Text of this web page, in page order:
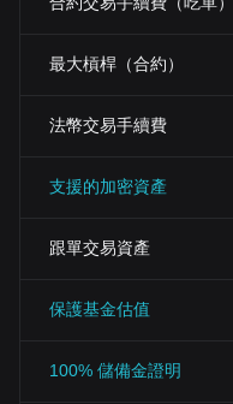
最大槓桿（合約）
法幣交易手續費
支援的加密資產
跟單交易資產
保護基金估值
100% 儲備金證明